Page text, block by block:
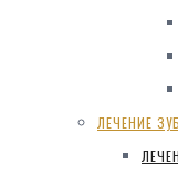
ЛЕЧЕНИЕ